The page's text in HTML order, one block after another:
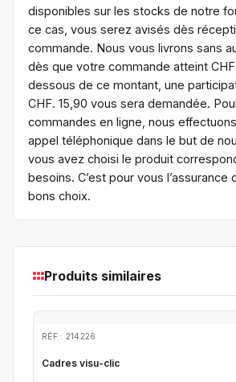
disponibles sur les stocks de notre
ce cas, vous serez avisés dès
commande. Nous vous livrons sans
dès que votre commande atteint
dessous de ce montant, une
CHF. 15,90 vous sera demandée.
commandes en ligne, nous
appel téléphonique dans le but de
vous avez choisi le produit
besoins. C’est pour vous l’assurance
bons choix.
Produits similaires
RÉF : 214226
Cadres visu-clic